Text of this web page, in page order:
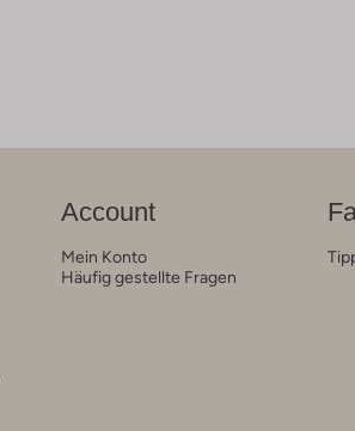
Account
Mein Konto
Häufig gestellte Fragen